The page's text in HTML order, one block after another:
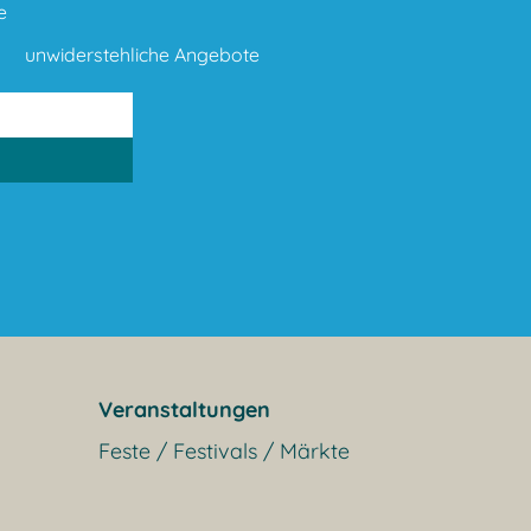
unwiderstehliche Angebote
Veranstaltungen
Feste / Festivals / Märkte